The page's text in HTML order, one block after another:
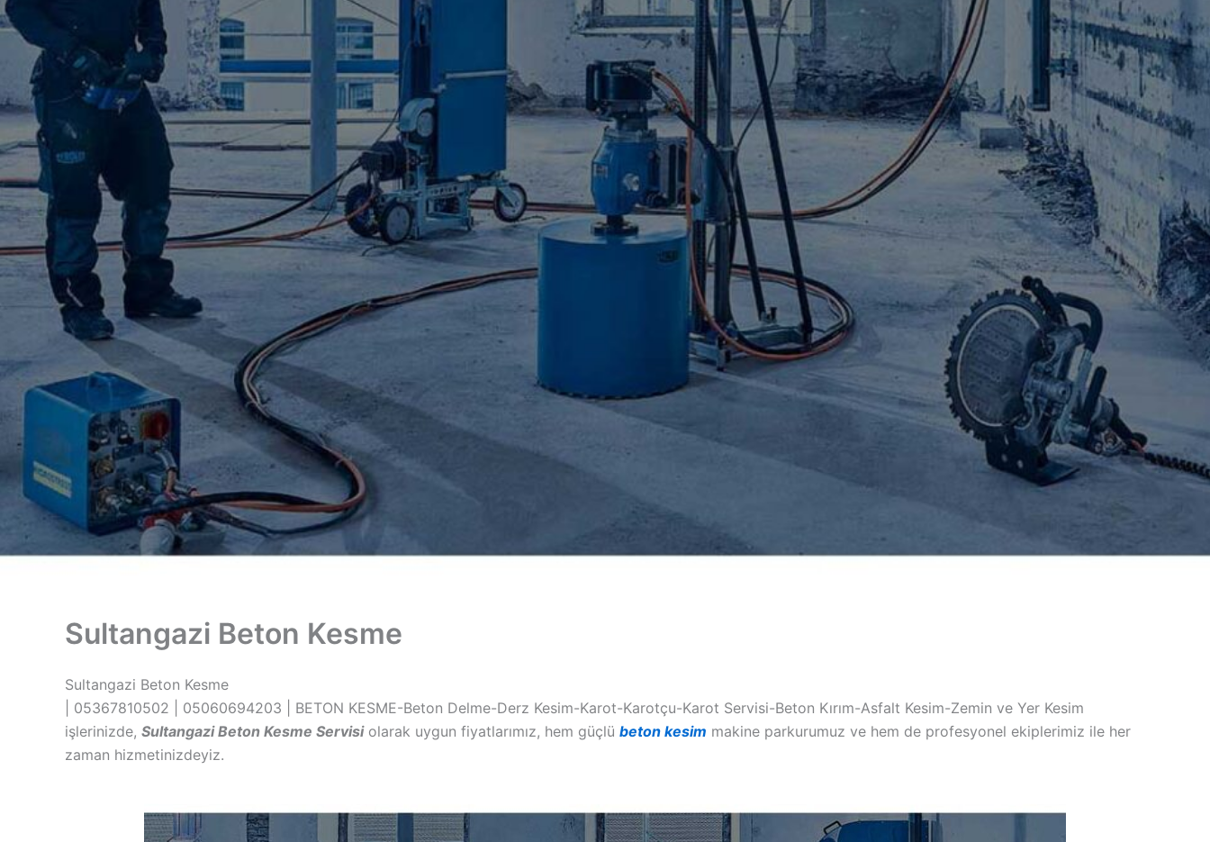
Sultangazi Beton Kesme
Sultangazi Beton Kesme
| 05367810502 | 05060694203 | BETON KESME-Beton Delme-Derz Kesim-Karot-Karotçu-Karot Servisi-Beton Kırım-Asfalt Kesim-Zemin ve Yer Kesim
işlerinizde, Sultangazi Beton Kesme Servisiolarak uygun fiyatlarımız, hem güçlü beton kesim makine parkurumuz ve hem de profesyonel ekiplerimiz ile her
zaman hizmetinizdeyiz.